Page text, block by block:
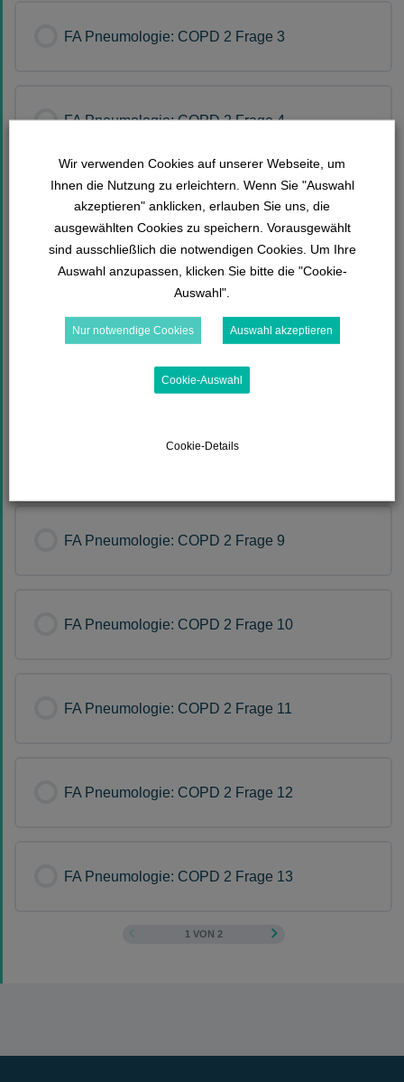
FA Pneumologie: COPD 2 Frage 3
FA Pneumologie: COPD 2 Frage 4
FA Pneumologie: COPD 2 Frage 5
FA Pneumologie: COPD 2 Frage 6
FA Pneumologie: COPD 2 Frage 7
FA Pneumologie: COPD 2 Frage 9
FA Pneumologie: COPD 2 Frage 10
FA Pneumologie: COPD 2 Frage 11
FA Pneumologie: COPD 2 Frage 12
FA Pneumologie: COPD 2 Frage 13
1 VON 2
Wir verwenden Cookies auf unserer Webseite, um
Ihnen die Nutzung zu erleichtern. Wenn Sie "Auswahl
akzeptieren" anklicken, erlauben Sie uns, die
ausgewählten Cookies zu speichern. Vorausgewählt
sind ausschließlich die notwendigen Cookies. Um Ihre
Auswahl anzupassen, klicken Sie bitte die "Cookie-
Auswahl".
Nur notwendige Cookies Auswahl akzeptieren
Cookie-Auswahl
Cookie-Details